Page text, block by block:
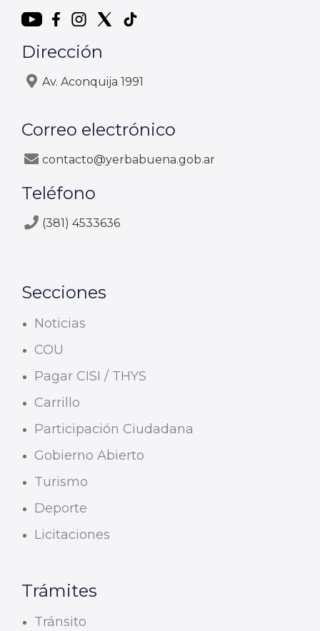
Dirección
Av. Aconquija 1991
Correo electrónico
contacto@yerbabuena.gob.ar
Teléfono
(381) 4533636
Secciones
Noticias
COU
Pagar CISI / THYS
Carrillo
Participación Ciudadana
Gobierno Abierto
Turismo
Deporte
Licitaciones
Trámites
Tránsito